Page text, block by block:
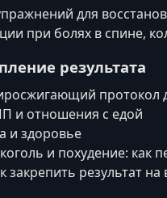
для
при болях в спине,
результата
протокол
и отношения с едой
и здоровье
и похудение: как
закрепить результат